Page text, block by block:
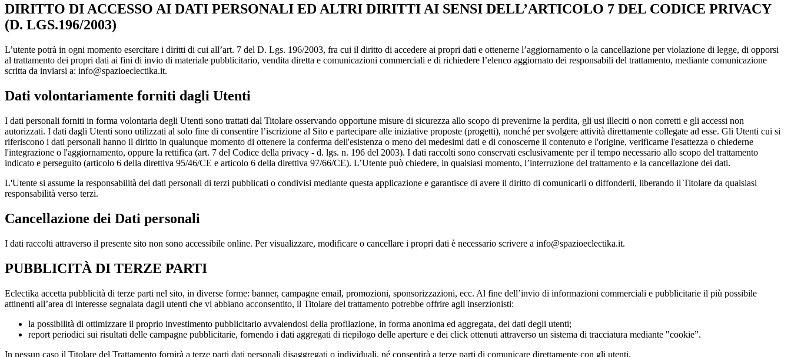
DIRITTO DI ACCESSO AI DATI PERSONALI ED ALTRI DIRITTI AI SENSI DELL’ARTICOLO 7 DEL CODICE PRIVACY
(D. LGS.196/2003)
L’utente potrà in ogni momento esercitare i diritti di cui all’art. 7 del D. Lgs. 196/2003, fra cui il diritto di accedere ai propri dati e ottenerne l’aggiornamento o la cancellazione per violazione di legge, di opporsi
al trattamento dei propri dati ai fini di invio di materiale pubblicitario, vendita diretta e comunicazioni commerciali e di richiedere l’elenco aggiornato dei responsabili del trattamento, mediante comunicazione
scritta da inviarsi a: info@spazioeclectika.it.
Dati volontariamente forniti dagli Utenti
I dati personali forniti in forma volontaria degli Utenti sono trattati dal Titolare osservando opportune misure di sicurezza allo scopo di prevenirne la perdita, gli usi illeciti o non corretti e gli accessi non
autorizzati. I dati dagli Utenti sono utilizzati al solo fine di consentire l’iscrizione al Sito e partecipare alle iniziative proposte (progetti), nonché per svolgere attività direttamente collegate ad esse. Gli Utenti cui si
riferiscono i dati personali hanno il diritto in qualunque momento di ottenere la conferma dell'esistenza o meno dei medesimi dati e di conoscerne il contenuto e l'origine, verificarne l'esattezza o chiederne
l'integrazione o l'aggiornamento, oppure la rettifica (art. 7 del Codice della privacy - d. lgs. n. 196 del 2003). I dati raccolti sono conservati esclusivamente per il tempo necessario allo scopo del trattamento
indicato e perseguito (articolo 6 della direttiva 95/46/CE e articolo 6 della direttiva 97/66/CE). L’Utente può chiedere, in qualsiasi momento, l’interruzione del trattamento e la cancellazione dei dati.
L'Utente si assume la responsabilità dei dati personali di terzi pubblicati o condivisi mediante questa applicazione e garantisce di avere il diritto di comunicarli o diffonderli, liberando il Titolare da qualsiasi
responsabilità verso terzi.
Cancellazione dei Dati personali
I dati raccolti attraverso il presente sito non sono accessibile online. Per visualizzare, modificare o cancellare i propri dati è necessario scrivere a info@spazioeclectika.it.
PUBBLICITÀ DI TERZE PARTI
Eclectika accetta pubblicità di terze parti nel sito, in diverse forme: banner, campagne email, promozioni, sponsorizzazioni, ecc. Al fine dell’invio di informazioni commerciali e pubblicitarie il più possibile
attinenti all’area di interesse segnalata dagli utenti che vi abbiano acconsentito, il Titolare del trattamento potrebbe offrire agli inserzionisti:
la possibilità di ottimizzare il proprio investimento pubblicitario avvalendosi della profilazione, in forma anonima ed aggregata, dei dati degli utenti;
report periodici sui risultati delle campagne pubblicitarie, fornendo i dati aggregati di riepilogo delle aperture e dei click ottenuti attraverso un sistema di tracciatura mediante "cookie”.
In nessun caso il Titolare del Trattamento fornirà a terze parti dati personali disaggregati o individuali, né consentirà a terze parti di comunicare direttamente con gli utenti.